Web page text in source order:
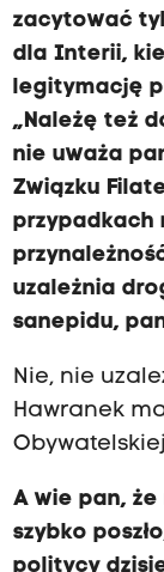
zacytować
dla Interii,
legitymację
„Należę też
nie uważa
Związku
przypadkach
uzależnia
sanepidu,
Nie, nie
Hawranek
A wie pan,
szybko
politycy